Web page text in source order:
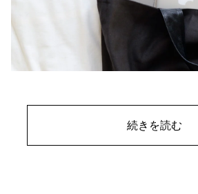
続きを読む